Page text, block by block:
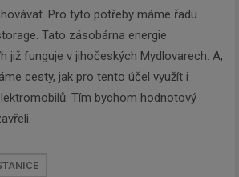
Pro tyto potřeby máme řadu
Tato zásobárna energie
již funguje v jihočeských Mydlovarech. A,
cesty, jak pro tento účel využít i
Tím bychom hodnotový